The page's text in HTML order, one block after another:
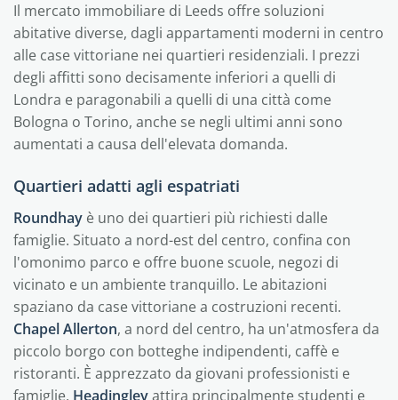
Il mercato immobiliare di Leeds offre soluzioni
abitative diverse, dagli appartamenti moderni in centro
alle case vittoriane nei quartieri residenziali. I prezzi
degli affitti sono decisamente inferiori a quelli di
Londra e paragonabili a quelli di una città come
Bologna o Torino, anche se negli ultimi anni sono
aumentati a causa dell'elevata domanda.
Quartieri adatti agli espatriati
Roundhay è uno dei quartieri più richiesti dalle
famiglie. Situato a nord-est del centro, confina con
l'omonimo parco e offre buone scuole, negozi di
vicinato e un ambiente tranquillo. Le abitazioni
spaziano da case vittoriane a costruzioni recenti.
Chapel Allerton, a nord del centro, ha un'atmosfera da
piccolo borgo con botteghe indipendenti, caffè e
ristoranti. È apprezzato da giovani professionisti e
famiglie. Headingleyattira principalmente studenti e